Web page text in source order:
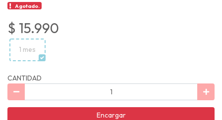
Agotado.
$ 15.990
1 mes
CANTIDAD
Encargar